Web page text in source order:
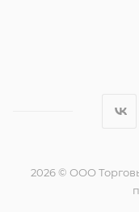
2026 © ООО